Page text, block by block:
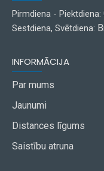
Pirmdiena - Piektdiena:
Sestdiena, Svētdiena:
INFORMĀCIJA
Par mums
Jaunumi
Distances līgums
Saistību atruna